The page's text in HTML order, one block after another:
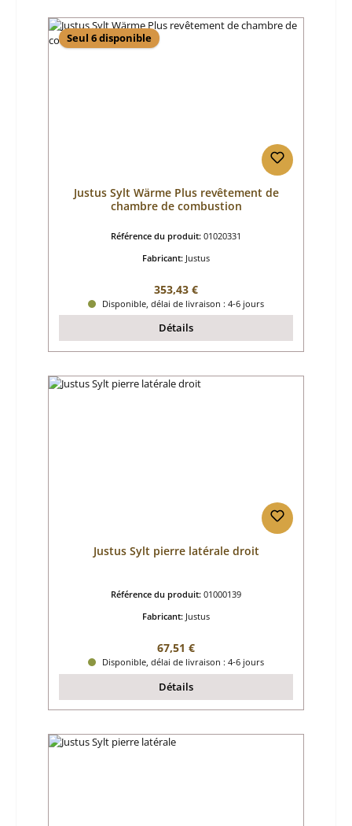
Seul 6 disponible
Justus Sylt Wärme Plus revêtement de
chambre de combustion
Référence du produit: 01020331
Fabricant: Justus
Prix régulier :
353,43 €
Disponible, délai de livraison : 4-6 jours
Détails
Justus Sylt pierre latérale droit
Référence du produit: 01000139
Fabricant: Justus
Prix régulier :
67,51 €
Disponible, délai de livraison : 4-6 jours
Détails